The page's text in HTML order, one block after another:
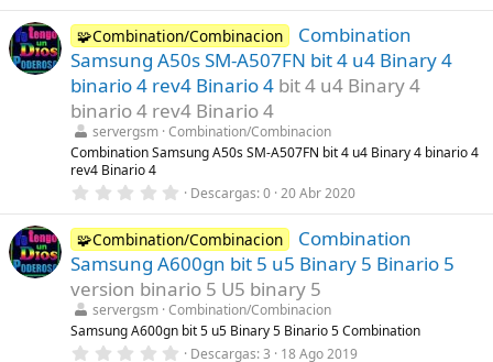
0
0
e
s
t
r
e
l
l
a
s
🧩Combination/Combinacion
Combination
Samsung A50s SM-A507FN bit 4 u4 Binary 4
binario 4 rev4 Binario 4 bit 4 u4 Binary 4
binario 4 rev4 Binario 4
servergsm Combination/Combinacion
Combination Samsung A50s SM-A507FN bit 4 u4 Binary 4 binario 4
rev4 Binario 4
0
0
0
e
s
t
r
e
l
Descargas 0 20 Abr 2020
🧩Combination/Combinacion
Combination
Samsung A600gn bit 5 u5 Binary 5 Binario 5
version binario 5 U5 binary 5
servergsm Combination/Combinacion
Samsung A600gn bit 5 u5 Binary 5 Binario 5 Combination
0 Descargas 3 18 Ago 2019